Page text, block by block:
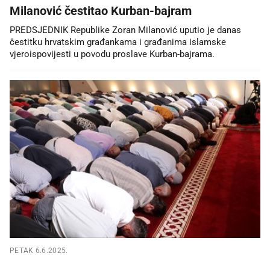
Milanović čestitao Kurban-bajram
PREDSJEDNIK Republike Zoran Milanović uputio je danas
čestitku hrvatskim građankama i građanima islamske
vjeroispovijesti u povodu proslave Kurban-bajrama.
PETAK 6.6.2025.